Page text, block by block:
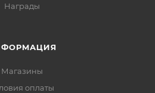
Награды
Магазины
оплаты